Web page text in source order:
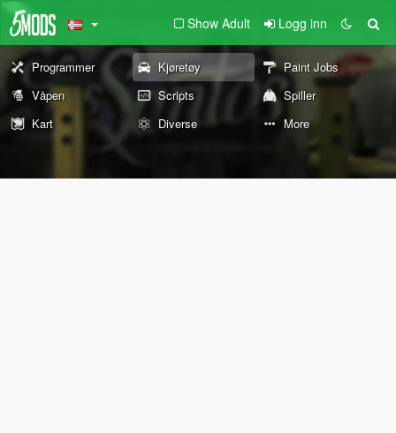
Show Adult Logg inn
Programmer Kjøretøy
Paint Jobs
Våpen
Scripts
Spiller
Kart
Diverse More